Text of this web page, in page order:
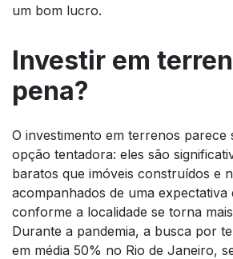
um bom lucro.
Investir em
pena?
O investimento em terrenos parece
opção tentadora: eles são
baratos que imóveis construídos e
acompanhados de uma expectativa
conforme a localidade se torna
Durante a pandemia, a busca por
em média 50% no Rio de Janeiro,